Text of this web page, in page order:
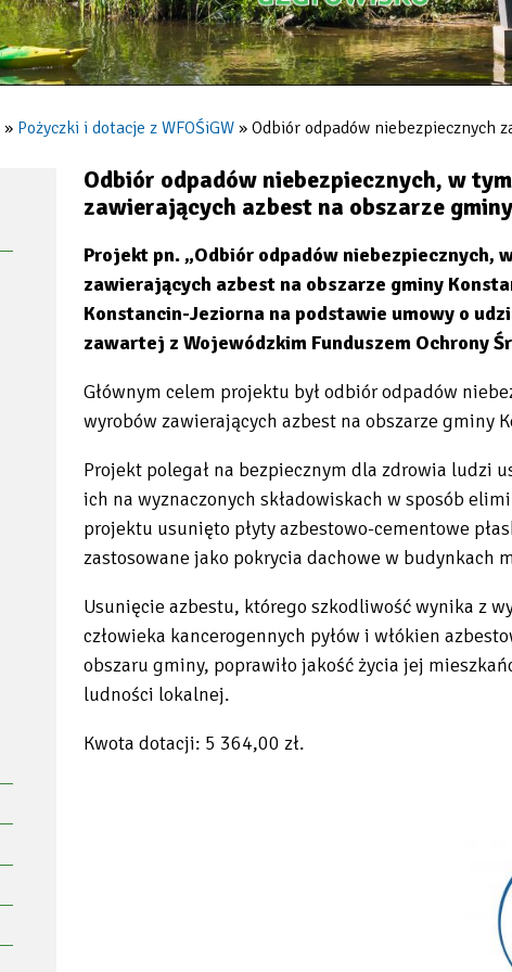
Pożyczki i dotacje z WFOŚiGW Odbiór odpadów niebezpiecznych
Odbiór odpadów niebezpiecznych, w
zawierających azbest na obszarze
Projekt pn. „Odbiór odpadów
zawierających azbest na obszarze gminy
Konstancin-Jeziorna na podstawie umowy o
zawartej z Wojewódzkim Funduszem Ochrony
Głównym celem projektu był odbiór odpadów
wyrobów zawierających azbest na obszarze gminy
Projekt polegał na bezpiecznym dla zdrowia ludzi
ich na wyznaczonych składowiskach w sposób
projektu usunięto płyty azbestowo-cementowe
zastosowane jako pokrycia dachowe w budynkach
Usunięcie azbestu, którego szkodliwość wynika z
człowieka kancerogennych pyłów i włókien
obszaru gminy, poprawiło jakość życia jej
ludności lokalnej.
Kwota dotacji: 5 364,00 zł.